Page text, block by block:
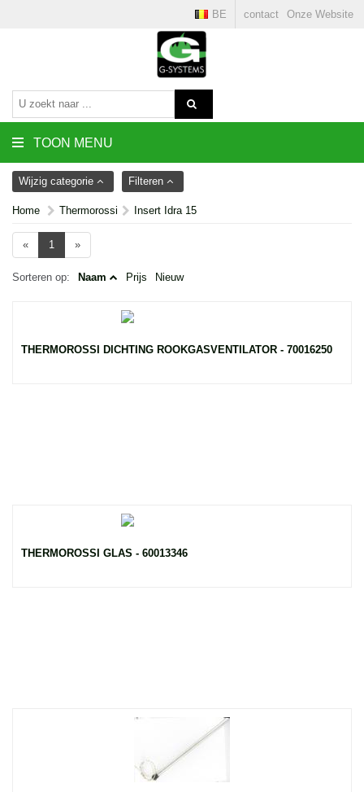
contact Onze Website
BE
TOON MENU
Wijzig categorie Filteren
Home Thermorossi Insert Idra 15
« 1 »
Sorteren op: Naam Prijs Nieuw
THERMOROSSI DICHTING ROOKGASVENTILATOR - 70016250
THERMOROSSI GLAS - 60013346